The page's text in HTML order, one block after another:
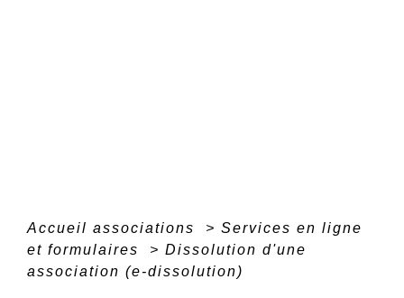
Accueil associations > Services en ligne
et formulaires
> Dissolution d'une
association (e-dissolution)